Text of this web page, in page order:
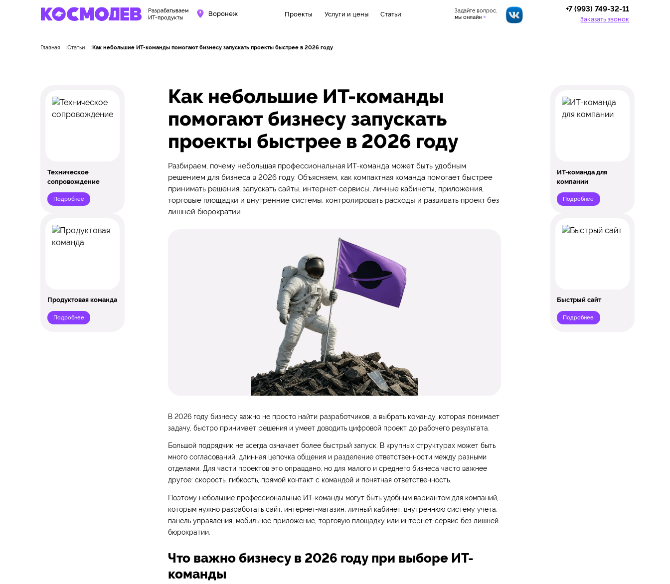
Разрабатываем
ИТ-продукты
Воронеж Проекты Услуги и цены Статьи
+7 (993) 749-32-11
Заказать звонок
Задайте вопрос,
мы онлайн
Главная Статьи Как небольшие ИТ-команды помогают бизнесу запускать проекты быстрее в 2026 году
Техническое
сопровождение
Подробнее
Продуктовая команда
Подробнее
Как небольшие ИТ-команды
помогают бизнесу запускать
проекты быстрее в 2026 году
Разбираем, почему небольшая профессиональная ИТ-команда может быть удобным
решением для бизнеса в 2026 году. Объясняем, как компактная команда помогает быстрее
принимать решения, запускать сайты, интернет-сервисы, личные кабинеты, приложения,
торговые площадки и внутренние системы, контролировать расходы и развивать проект без
лишней бюрократии.
В 2026 году бизнесу важно не просто найти разработчиков, а выбрать команду, которая понимает
задачу, быстро принимает решения и умеет доводить цифровой проект до рабочего результата.
Большой подрядчик не всегда означает более быстрый запуск. В крупных структурах может быть
много согласований, длинная цепочка общения и разделение ответственности между разными
отделами. Для части проектов это оправдано, но для малого и среднего бизнеса часто важнее
другое: скорость, гибкость, прямой контакт с командой и понятная ответственность.
Поэтому небольшие профессиональные ИТ-команды могут быть удобным вариантом для компаний,
которым нужно разработать сайт, интернет-магазин, личный кабинет, внутреннюю систему учета,
панель управления, мобильное приложение, торговую площадку или интернет-сервис без лишней
бюрократии.
Что важно бизнесу в 2026 году при выборе ИТ-
команды
ИТ-команда для
компании
Подробнее
Быстрый сайт
Подробнее